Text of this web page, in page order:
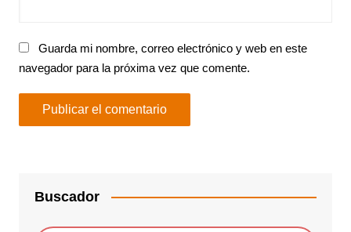
Guarda mi nombre, correo electrónico y web en este
navegador para la próxima vez que comente.
Buscador